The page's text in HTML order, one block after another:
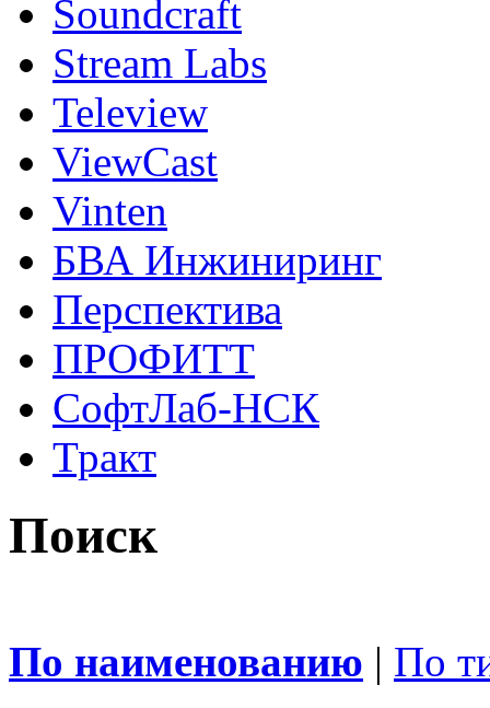
Soundcraft
Stream Labs
Teleview
ViewCast
Vinten
БВА Инжиниринг
Перспектива
ПРОФИТТ
СофтЛаб-НСК
Тракт
Поиск
По наименованию | По